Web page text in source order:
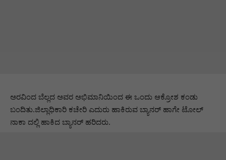
ಅರವಿಂದ ಬೆಲ್ಲದ ಅವರ ಅಭಿಮಾನಿಯಿಂದ ಈ ಒಂದು ಆಕ್ರೋಶ ಕಂಡು
ಬಂದಿತು.ಜಿಲ್ಲಾಧಿಕಾರಿ ಕಚೇರಿ ಎದುರು ಹಾಕಿರುವ ಬ್ಯಾನರ್ ಹಾಗೇ ಟೋಲ್
ನಾಕಾ ದಲ್ಲಿ ಹಾಕಿದ ಬ್ಯಾನರ್ ಹರಿದರು.